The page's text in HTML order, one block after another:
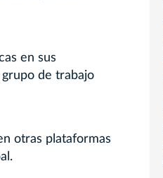
en sus
de trabajo
otras plataformas